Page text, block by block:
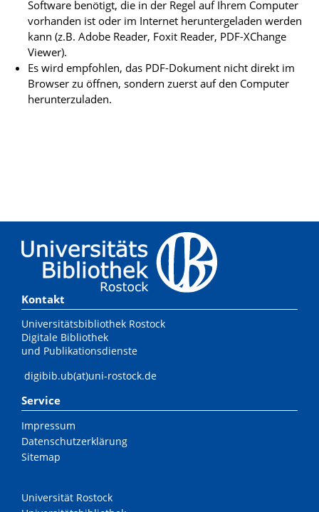
Software benötigt, die in der Regel auf Ihrem Computer
vorhanden ist oder im Internet heruntergeladen werden
kann (z.B. Adobe Reader, Foxit Reader, PDF-XChange
Viewer).
Es wird empfohlen, das PDF-Dokument nicht direkt im
Browser zu öffnen, sondern zuerst auf den Computer
herunterzuladen.
Kontakt
Universitätsbibliothek Rostock
Digitale Bibliothek
und Publikationsdienste
digibib.ub(at)uni-rostock.de
Service
Impressum
Datenschutzerklärung
Sitemap
Universität Rostock